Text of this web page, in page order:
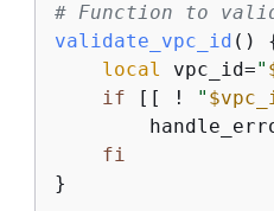
# Function to
validate_vpc_id ()
local vpc_id="
if [[ ! "
fi
}